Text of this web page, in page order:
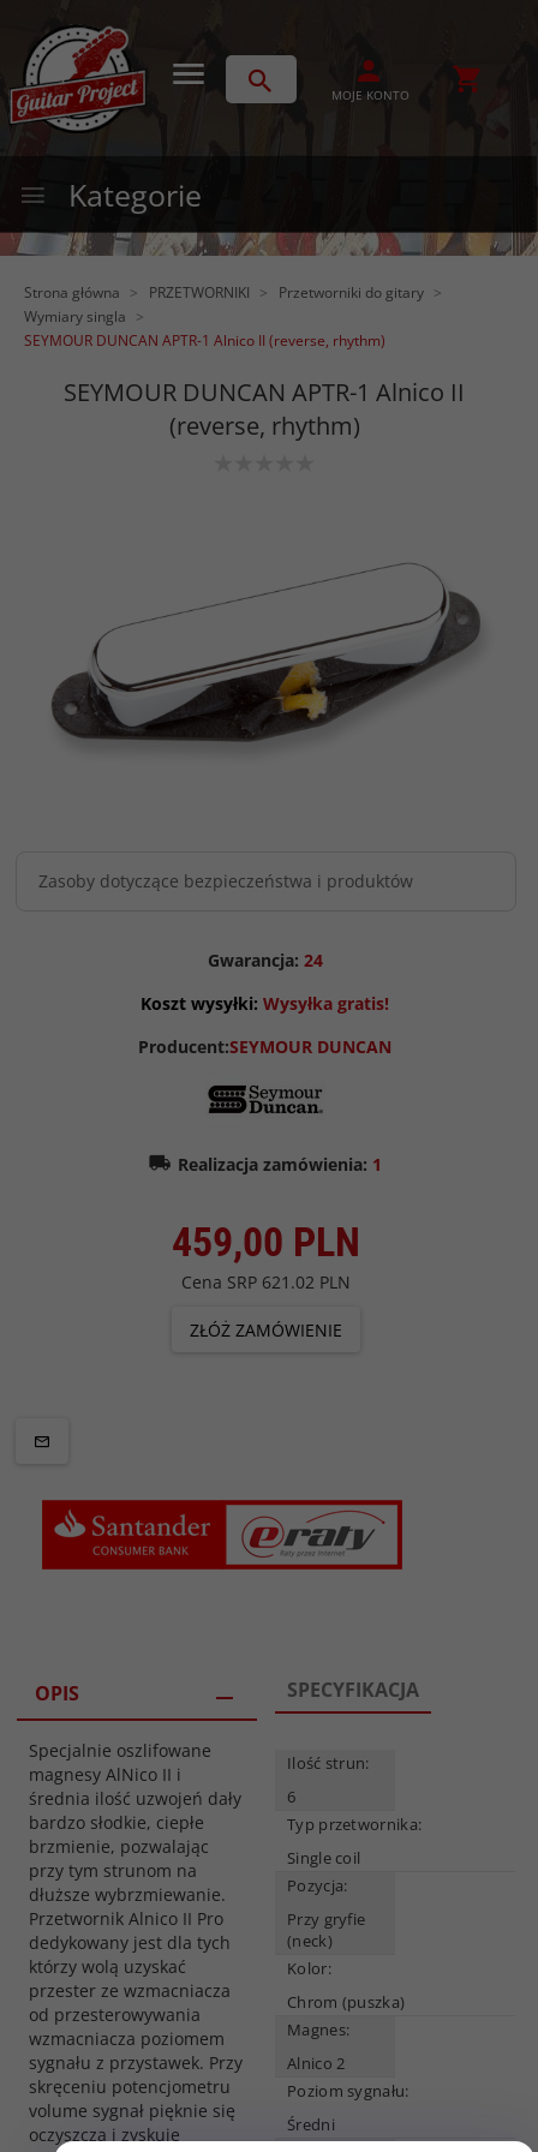
MOJE KONTO
Kategorie
Strona główna PRZETWORNIKI
Przetworniki do gitary
Wymiary singla
SEYMOUR DUNCAN APTR-1 Alnico II (reverse, rhythm)
SEYMOUR DUNCAN APTR-1 Alnico II
(reverse, rhythm)
Zasoby dotyczące bezpieczeństwa i produktów
Gwarancja: 24
Koszt wysyłki: Wysyłka gratis!
Producent:SEYMOUR DUNCAN
Realizacja zamówienia: 1
459,00 PLN
Cena SRP 621.02 PLN
ZŁÓŻ ZAMÓWIENIE
OPIS
Specjalnie oszlifowane
magnesy AlNico II i
średnia ilość uzwojeń dały
bardzo słodkie, ciepłe
brzmienie, pozwalając
przy tym strunom na
dłuższe wybrzmiewanie.
Przetwornik Alnico II Pro
dedykowany jest dla tych
którzy wolą uzyskać
przester ze wzmacniacza
od przesterowywania
wzmacniacza poziomem
sygnału z przystawek. Przy
skręceniu potencjometru
volume sygnał pięknie się
oczyszcza i zyskuje
SPECYFIKACJA
Ilość strun:
6
Typ przetwornika:
Single coil
Pozycja:
Przy gryfie
(neck)
Kolor:
Chrom (puszka)
Magnes:
Alnico 2
Poziom sygnału:
Średni